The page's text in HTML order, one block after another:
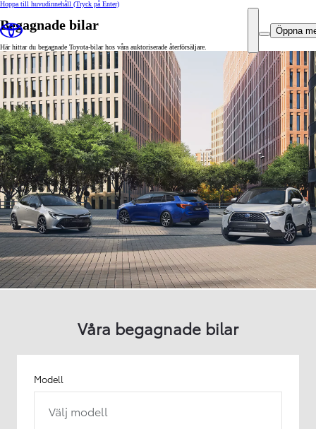
Hoppa till huvudinnehåll (Tryck på Enter)
Öppna
Begagnade bilar
Här hittar du begagnade Toyota-bilar hos våra auktoriserade återförsäljare.
Våra begagnade bilar
Modell
Välj modell